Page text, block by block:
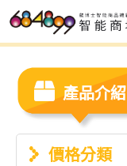
產品介紹
價格分類